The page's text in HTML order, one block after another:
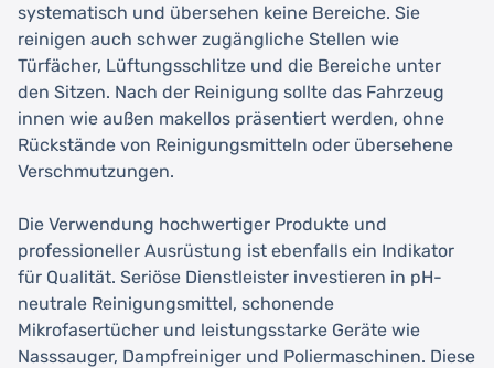
systematisch und übersehen keine Bereiche. Sie
reinigen auch schwer zugängliche Stellen wie
Türfächer, Lüftungsschlitze und die Bereiche unter
den Sitzen. Nach der Reinigung sollte das Fahrzeug
innen wie außen makellos präsentiert werden, ohne
Rückstände von Reinigungsmitteln oder übersehene
Verschmutzungen.
Die Verwendung hochwertiger Produkte und
professioneller Ausrüstung ist ebenfalls ein Indikator
für Qualität. Seriöse Dienstleister investieren in pH-
neutrale Reinigungsmittel, schonende
Mikrofasertücher und leistungsstarke Geräte wie
Nasssauger, Dampfreiniger und Poliermaschinen. Diese